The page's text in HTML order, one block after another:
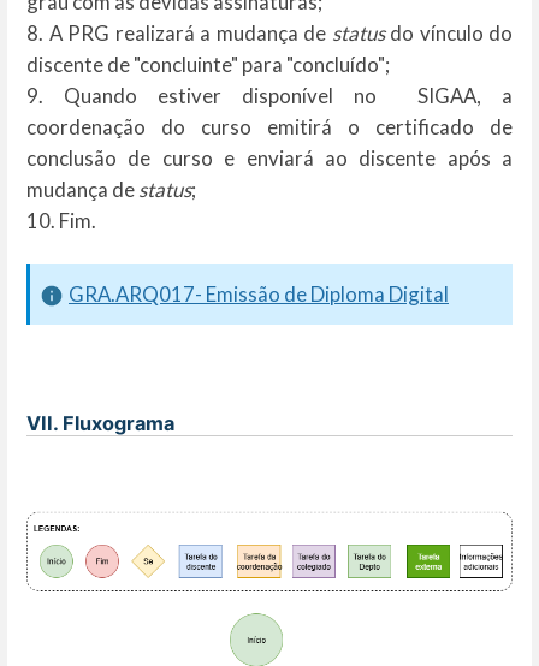
8. A PRG realizará a mudança de statusdo vínculo do
discente de "concluinte" para "concluído";
9. Quando estiver disponível no SIGAA, a
coordenação do curso emitirá o certificado de
conclusão de curso e enviará ao discente após a
mudança destatus;
10. Fim.
GRA.ARQ017- Emissão de Diploma Digital
VII. Fluxograma